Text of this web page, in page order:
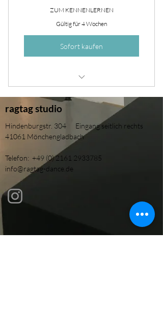
ZUM KENNENLERNEN
Gültig für 4 Wochen
Sofort kaufen
ragtag studio
​Hindenburgstr. 304 Eingang seitlich rechts
41061 Mönchengladbach
Telefon: +49 (0) 2161 2933785
info@ragtag-dance.de